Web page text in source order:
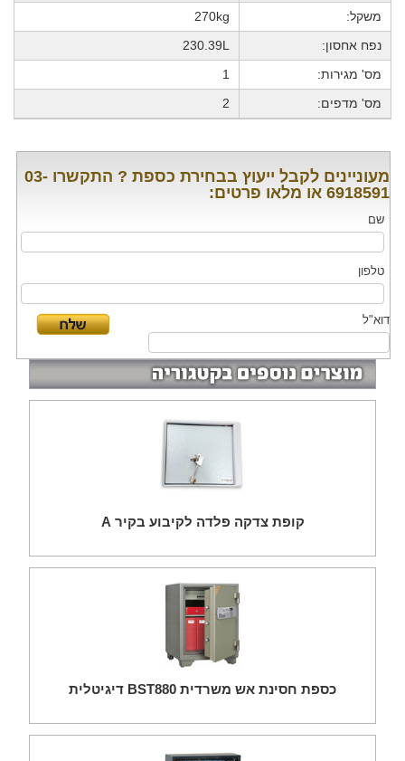
משקל:
270kg
נפח אחסון:
230.39L
מס' מגירות:
1
מס' מדפים:
2
מעוניינים לקבל ייעוץ בבחירת כספת ? התקשרו 03-
6918591 או מלאו פרטים:
שם
טלפון
דוא"ל
קופת צדקה פלדה לקיבוע בקיר A
כספת חסינת אש משרדית BST880 דיגיטלית